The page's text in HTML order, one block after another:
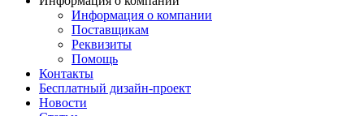
Информация о компании
Поставщикам
Реквизиты
Помощь
Контакты
Бесплатный дизайн-проект
Новости